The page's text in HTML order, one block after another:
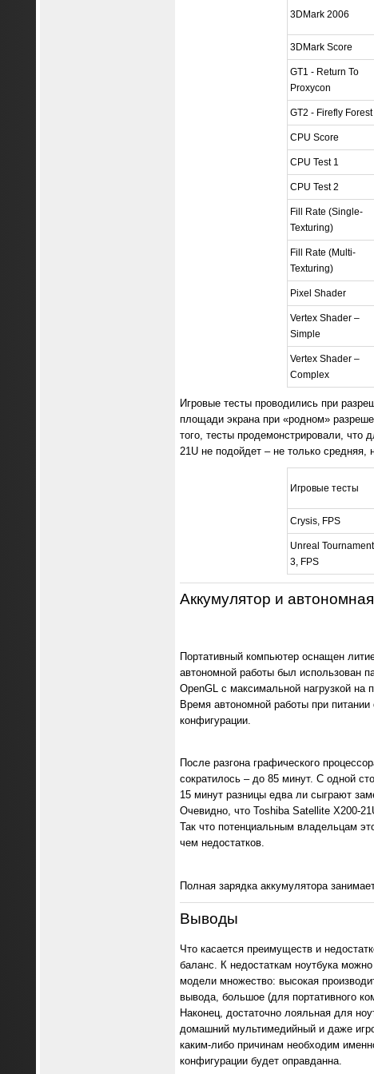
3DMark 2006
3DMark Score
GT1 - Return To
Proxycon
GT2 - Firefly Forest
CPU Score
CPU Test 1
CPU Test 2
Fill Rate (Single-
Texturing)
Fill Rate (Multi-
Texturing)
Pixel Shader
Vertex Shader –
Simple
Vertex Shader –
Complex
Игровые тесты проводились при
площади экрана при «родном»
того, тесты продемонстрировали, что
21U не подойдет – не только средняя,
Игровые тесты
Crysis, FPS
Unreal Tournament
3, FPS
Аккумулятор и
Портативный компьютер оснащен
автономной работы был использован
OpenGL с максимальной нагрузкой на
Время автономной работы при
конфигурации.
После разгона графического
сократилось – до 85 минут. С одной
15 минут разницы едва ли сыграют
Очевидно, что Toshiba Satellite X200-
Так что потенциальным владельцам
чем недостатков.
Полная зарядка аккумулятора
Выводы
Что касается преимуществ и
баланс. К недостаткам ноутбука
модели множество: высокая
вывода, большое (для портативного
Наконец, достаточно лояльная для
домашний мультимедийный и даже
каким-либо причинам необходим
конфигурации будет оправданна.